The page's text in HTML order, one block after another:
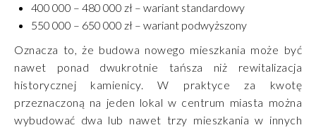
400 000 – 480 000 zł – wariant standardowy
550 000 – 650 000 zł – wariant podwyższony
Oznacza to, że budowa nowego mieszkania może być
nawet ponad dwukrotnie tańsza niż rewitalizacja
historycznej kamienicy. W praktyce za kwotę
przeznaczoną na jeden lokal w centrum miasta można
wybudować dwa lub nawet trzy mieszkania w innych